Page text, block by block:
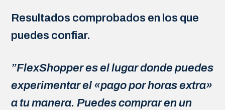
Resultados comprobados en los que
puedes confiar.
”FlexShopper es el lugar donde puedes
experimentar el «pago por horas extra»
a tu manera. Puedes comprar en un